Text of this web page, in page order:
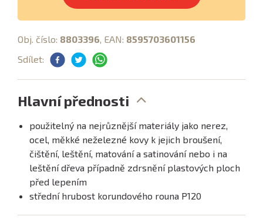
Obj. číslo: 8803396, EAN: 8595703601156
Sdílet:
Hlavní přednosti
použitelný na nejrůznější materiály jako nerez,
ocel, měkké neželezné kovy k jejich broušení,
čištění, leštění, matování a satinování nebo i na
leštění dřeva případně zdrsnění plastových ploch
před lepením
střední hrubost korundového rouna P120